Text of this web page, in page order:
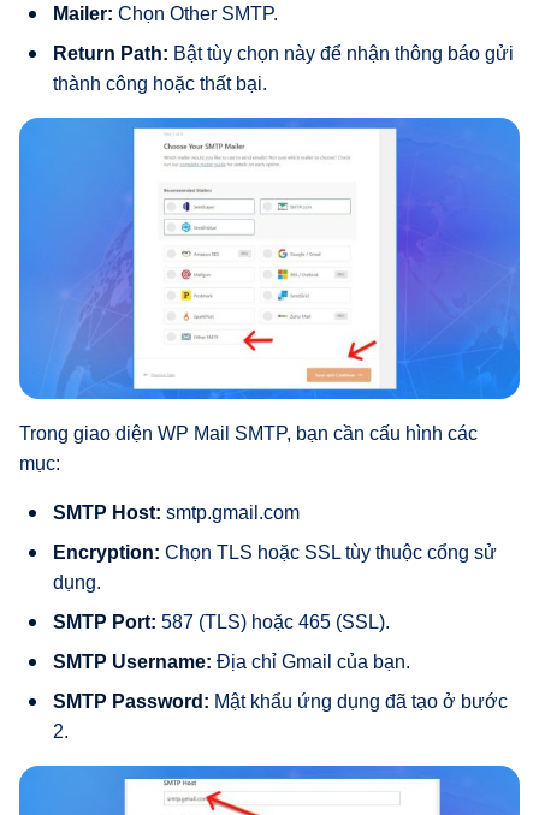
Mailer: Chọn Other SMTP.
Return Path: Bật tùy chọn này để nhận thông báo gửi
thành công hoặc thất bại.
Trong giao diện WP Mail SMTP, bạn cần cấu hình các
mục:
SMTP Host: smtp.gmail.com
Encryption: Chọn TLS hoặc SSL tùy thuộc cổng sử
dụng.
SMTP Port: 587 (TLS) hoặc 465 (SSL).
SMTP Username: Địa chỉ Gmail của bạn.
SMTP Password: Mật khẩu ứng dụng đã tạo ở bước
2.